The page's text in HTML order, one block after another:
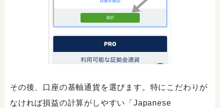
その後、口座の基軸通貨を選びます。特にこだわりが
なければ損益の計算がしやすい「Japanese